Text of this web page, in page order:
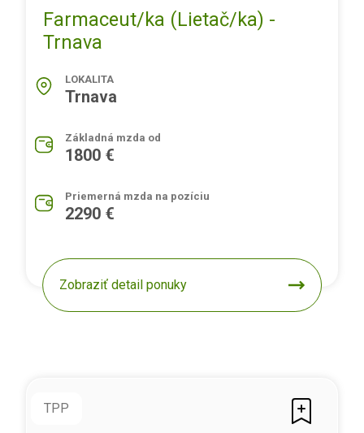
Farmaceut/ka (Lietač/ka) -
Trnava
LOKALITA
Trnava
Základná mzda od
1800 €
Priemerná mzda na pozíciu
2290 €
Zobraziť detail ponuky
TPP